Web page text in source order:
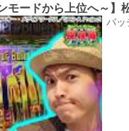
モードから上位へ～
バッ